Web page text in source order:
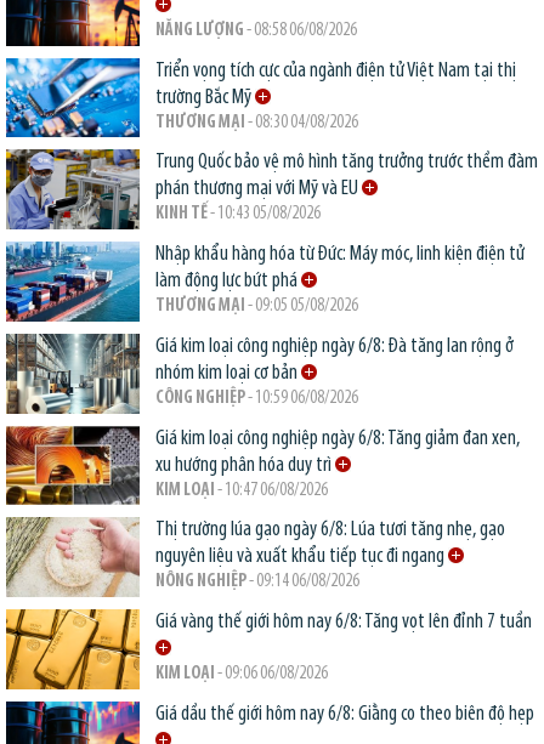
NĂNG LƯỢNG - 08:58 06/08/2026
Triển vọng tích cực của ngành điện tử Việt Nam tại thị
trường Bắc Mỹ
THƯƠNG MẠI - 08:30 04/08/2026
Trung Quốc bảo vệ mô hình tăng trưởng trước thềm đàm
phán thương mại với Mỹ và EU
KINH TẾ- 10:43 05/08/2026
Nhập khẩu hàng hóa từ Đức: Máy móc, linh kiện điện tử
làm động lực bứt phá
THƯƠNG MẠI - 09:05 05/08/2026
Giá kim loại công nghiệp ngày 6/8: Đà tăng lan rộng ở
nhóm kim loại cơ bản
CÔNG NGHIỆP- 10:59 06/08/2026
Giá kim loại công nghiệp ngày 6/8: Tăng giảm đan xen,
xu hướng phân hóa duy trì
KIM LOẠI - 10:47 06/08/2026
Thị trường lúa gạo ngày 6/8: Lúa tươi tăng nhẹ, gạo
nguyên liệu và xuất khẩu tiếp tục đi ngang
NÔNG NGHIỆP- 09:14 06/08/2026
Giá vàng thế giới hôm nay 6/8: Tăng vọt lên đỉnh 7 tuần
KIM LOẠI - 09:06 06/08/2026
Giá dầu thế giới hôm nay 6/8: Giằng co theo biên độ hẹp